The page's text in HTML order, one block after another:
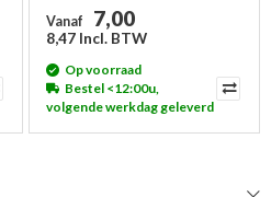
Vanaf 7,00
8,47 Incl. BTW
Op voorraad
Bestel <12:00u,
volgende werkdag geleverd